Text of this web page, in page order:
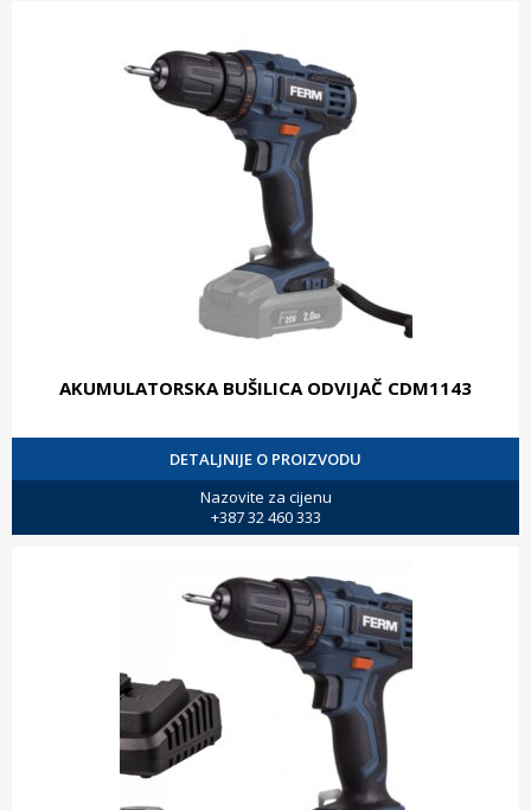
AKUMULATORSKA BUŠILICA ODVIJAČ CDM1143
DETALJNIJE O PROIZVODU
Nazovite za cijenu
+387 32 460 333